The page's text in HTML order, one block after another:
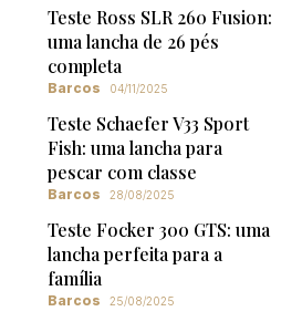
Teste Ross SLR 260 Fusion:
uma lancha de 26 pés
completa
Barcos 04/11/2025
Teste Schaefer V33 Sport
Fish: uma lancha para
pescar com classe
Barcos 28/08/2025
Teste Focker 300 GTS: uma
lancha perfeita para a
família
Barcos 25/08/2025